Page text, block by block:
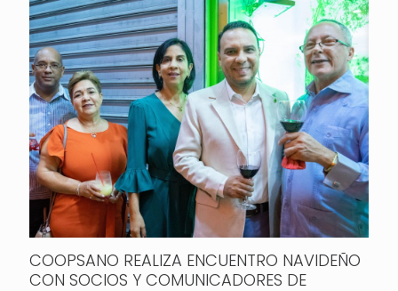
COOPSANO REALIZA ENCUENTRO NAVIDEÑO
CON SOCIOS Y COMUNICADORES DE